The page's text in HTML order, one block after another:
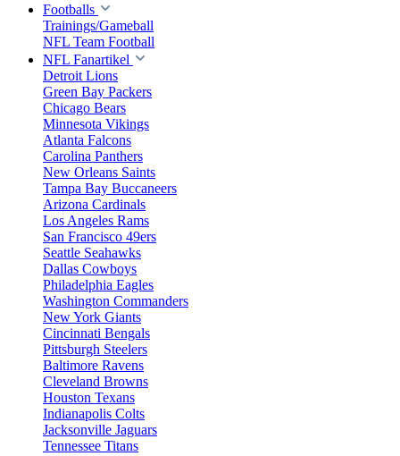
Footballs
Trainings/Gameball
NFL Team Football
NFL Fanartikel
Detroit Lions
Green Bay Packers
Chicago Bears
Minnesota Vikings
Atlanta Falcons
Carolina Panthers
New Orleans Saints
Tampa Bay Buccaneers
Arizona Cardinals
Los Angeles Rams
San Francisco 49ers
Seattle Seahawks
Dallas Cowboys
Philadelphia Eagles
Washington Commanders
New York Giants
Cincinnati Bengals
Pittsburgh Steelers
Baltimore Ravens
Cleveland Browns
Houston Texans
Indianapolis Colts
Jacksonville Jaguars
Tennessee Titans